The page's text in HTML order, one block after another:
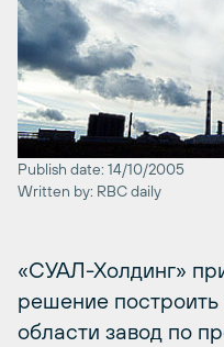
Publish date: 14/10/2005
Written by: RBC daily
«СУАЛ-Холдинг»
решение
области завод по